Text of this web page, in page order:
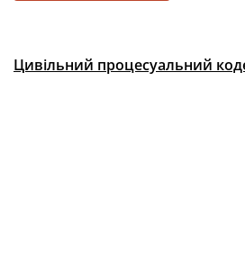
Цивільний процесуальний